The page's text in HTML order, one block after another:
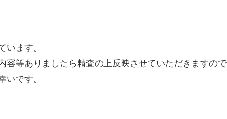
います。
容等ありましたら精査の上反映させていただきますので
です。